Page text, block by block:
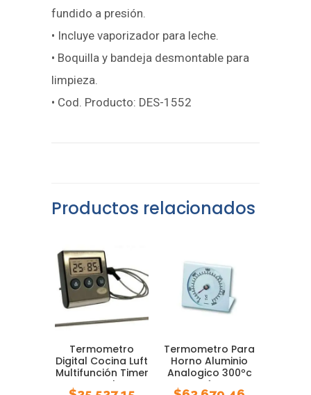
fundido a presión.
• Incluye vaporizador para leche.
• Boquilla y bandeja desmontable para
limpieza.
• Cod. Producto: DES-1552
Productos relacionados
Termometro
Digital Cocina Luft
Multifunción Timer
Local
Termometro Para
Horno Aluminio
Analogico 300ºc
Tfa